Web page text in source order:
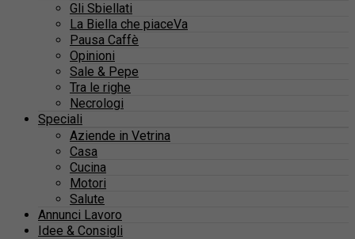
Gli Sbiellati
La Biella che piaceVa
Pausa Caffè
Opinioni
Sale & Pepe
Tra le righe
Necrologi
Speciali
Aziende in Vetrina
Casa
Cucina
Motori
Salute
Annunci Lavoro
Idee & Consigli